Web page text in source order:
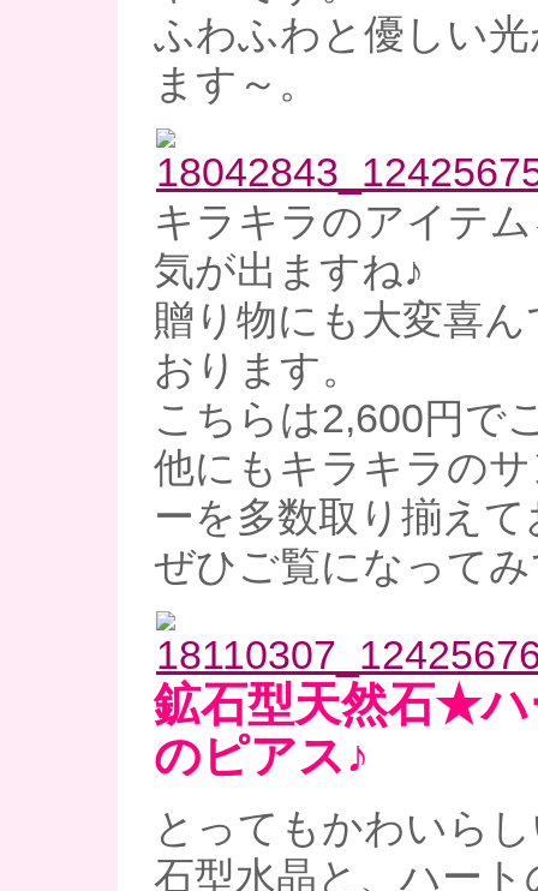
ふわふわと優しい
ます～。
キラキラのアイテ
気が出ますね♪
贈り物にも大変喜
おります。
こちらは2,600円で
他にもキラキラの
ーを多数取り揃え
ぜひご覧になって
鉱石型天然石★ハ
のピアス♪
とってもかわいら
石型水晶と、ハー